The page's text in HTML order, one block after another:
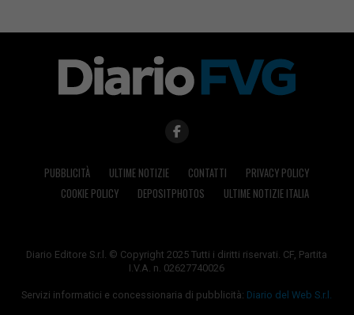
PUBBLICITÀ ULTIME NOTIZIE CONTATTI
PRIVACY POLICY
COOKIE POLICY
DEPOSITPHOTOS ULTIME NOTIZIE ITALIA
Diario Editore S.r.l. © Copyright 2025 Tutti i diritti riservati. CF, Partita
I.V.A. n. 02627740026
Servizi informatici e concessionaria di pubblicità: Diario del Web S.r.l.